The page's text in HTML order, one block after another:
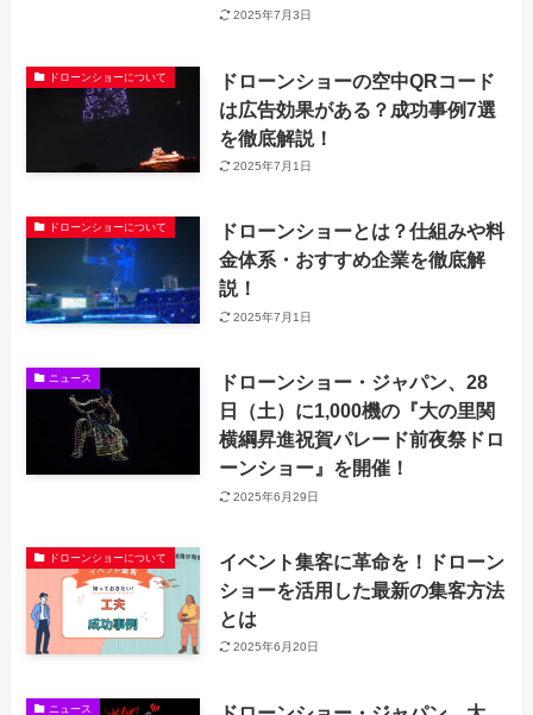
2025年7月3日
ドローンショーについて
ドローンショーの空中QRコード
は広告効果がある？成功事例7選
を徹底解説！
2025年7月1日
ドローンショーについて
ドローンショーとは？仕組みや料
金体系・おすすめ企業を徹底解
説！
2025年7月1日
ニュース
ドローンショー・ジャパン、28
日（土）に1,000機の『大の里関
横綱昇進祝賀パレード前夜祭ドロ
ーンショー』を開催！
2025年6月29日
ドローンショーについて
イベント集客に革命を！ドローン
ショーを活用した最新の集客方法
とは
2025年6月20日
ニュース